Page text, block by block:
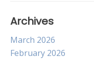
Archives
March 2026
February 2026